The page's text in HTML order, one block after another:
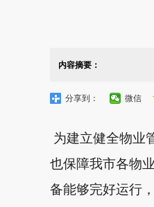
内容摘要：
分享到： 微信
为建立健全物业
也保障我市各物
备能够完好运行